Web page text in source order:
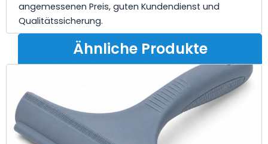
angemessenen Preis, guten Kundendienst und
Qualitätssicherung.
Ähnliche Produkte